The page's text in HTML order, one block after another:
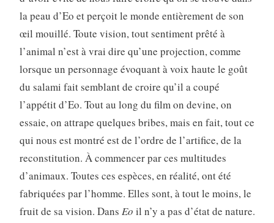
la peau d’Eo et perçoit le monde entièrement de son
œil mouillé. Toute vision, tout sentiment prêté à
l’animal n’est à vrai dire qu’une projection, comme
lorsque un personnage évoquant à voix haute le goût
du salami fait semblant de croire qu’il a coupé
l’appétit d’Eo. Tout au long du film on devine, on
essaie, on attrape quelques bribes, mais en fait, tout ce
qui nous est montré est de l’ordre de l’artifice, de la
reconstitution. À commencer par ces multitudes
d’animaux. Toutes ces espèces, en réalité, ont été
fabriquées par l’homme. Elles sont, à tout le moins, le
fruit de sa vision. Dans Eo il n’y a pas d’état de nature.